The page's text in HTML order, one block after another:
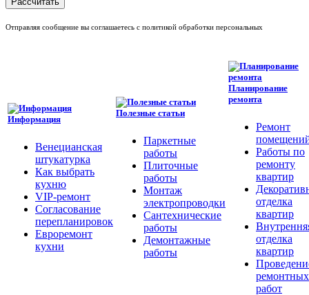
Отправляя сообщение вы соглашаетесь с политикой обработки персональных
Информация
Венецианская
штукатурка
Как выбрать
кухню
VIP-ремонт
Согласование
перепланировок
Евроремонт
кухни
Полезные статьи
Паркетные
работы
Плиточные
работы
Монтаж
электропроводки
Сантехнические
работы
Демонтажные
работы
Планирование
ремонта
Ремонт
Работы по
ремонту
квартир
отделка
квартир
отделка
квартир
ремонтных
работ